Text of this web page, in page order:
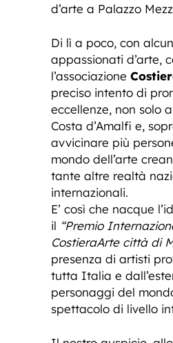
d’arte a Palazzo
Di lì a poco, con
appassionati d’arte,
l’associazione
preciso intento di
eccellenze, non solo
Costa d’Amalfi e,
avvicinare più
mondo dell’arte
tante altre realtà
internazionali.
E’ così che nacque
il “Premio
CostieraArte città di
presenza di artisti
tutta Italia e
personaggi del
spettacolo di livello